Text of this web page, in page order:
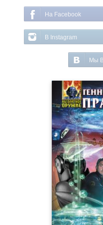
На Facebook
В Instagram
Мы